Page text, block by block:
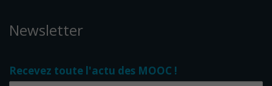
Newsletter
Recevez toute l'actu des MOOC !